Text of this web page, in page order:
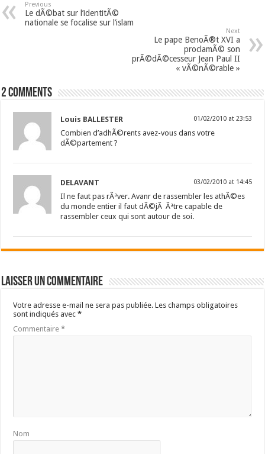
Previous
Le dÃ©bat sur l’identitÃ©
nationale se focalise sur l’islam
Next
Le pape BenoÃ®t XVI a
proclamÃ© son
prÃ©dÃ©cesseur Jean Paul II
« vÃ©nÃ©rable »
2 comments
Louis BALLESTER 01/02/2010 at 23:53
Combien d’adhÃ©rents avez-vous dans votre
dÃ©partement ?
DELAVANT 03/02/2010 at 14:45
Il ne faut pas rÃªver. Avanr de rassembler les athÃ©es
du monde entier il faut dÃ©jÃ Ãªtre capable de
rassembler ceux qui sont autour de soi.
Laisser un commentaire
Votre adresse e-mail ne sera pas publiée. Les champs obligatoires
sont indiqués avec*
Commentaire*
Nom